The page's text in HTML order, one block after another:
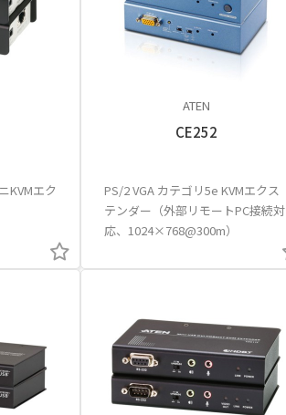
KVMエク
ATEN
CE252
PS/2 VGA カテゴリ5e KVMエクス
テンダー（外部リモートPC接続対
応、1024×768@300m）